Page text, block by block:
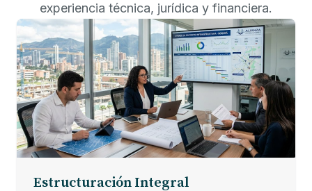
experiencia técnica, jurídica y financiera.
Estructuración Integral